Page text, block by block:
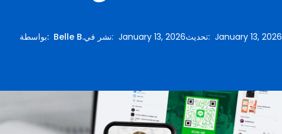
بواسطة: Belle B.نشر في:January 13, 2026تحديث:January 13, 2026